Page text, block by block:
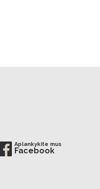
Aplankykite mus
Facebook